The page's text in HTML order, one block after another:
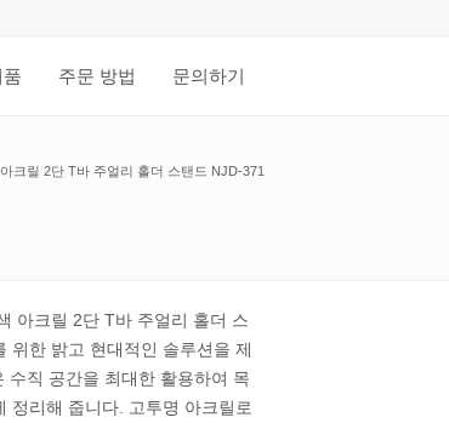
주문 방법 문의하기
크릴 2단 T바 주얼리 홀더 스탠드 NJD-371
아크릴 2단 T바 주얼리 홀더 스
위한 밝고 현대적인 솔루션을 제
수직 공간을 최대한 활용하여 목
정리해 줍니다. 고투명 아크릴로